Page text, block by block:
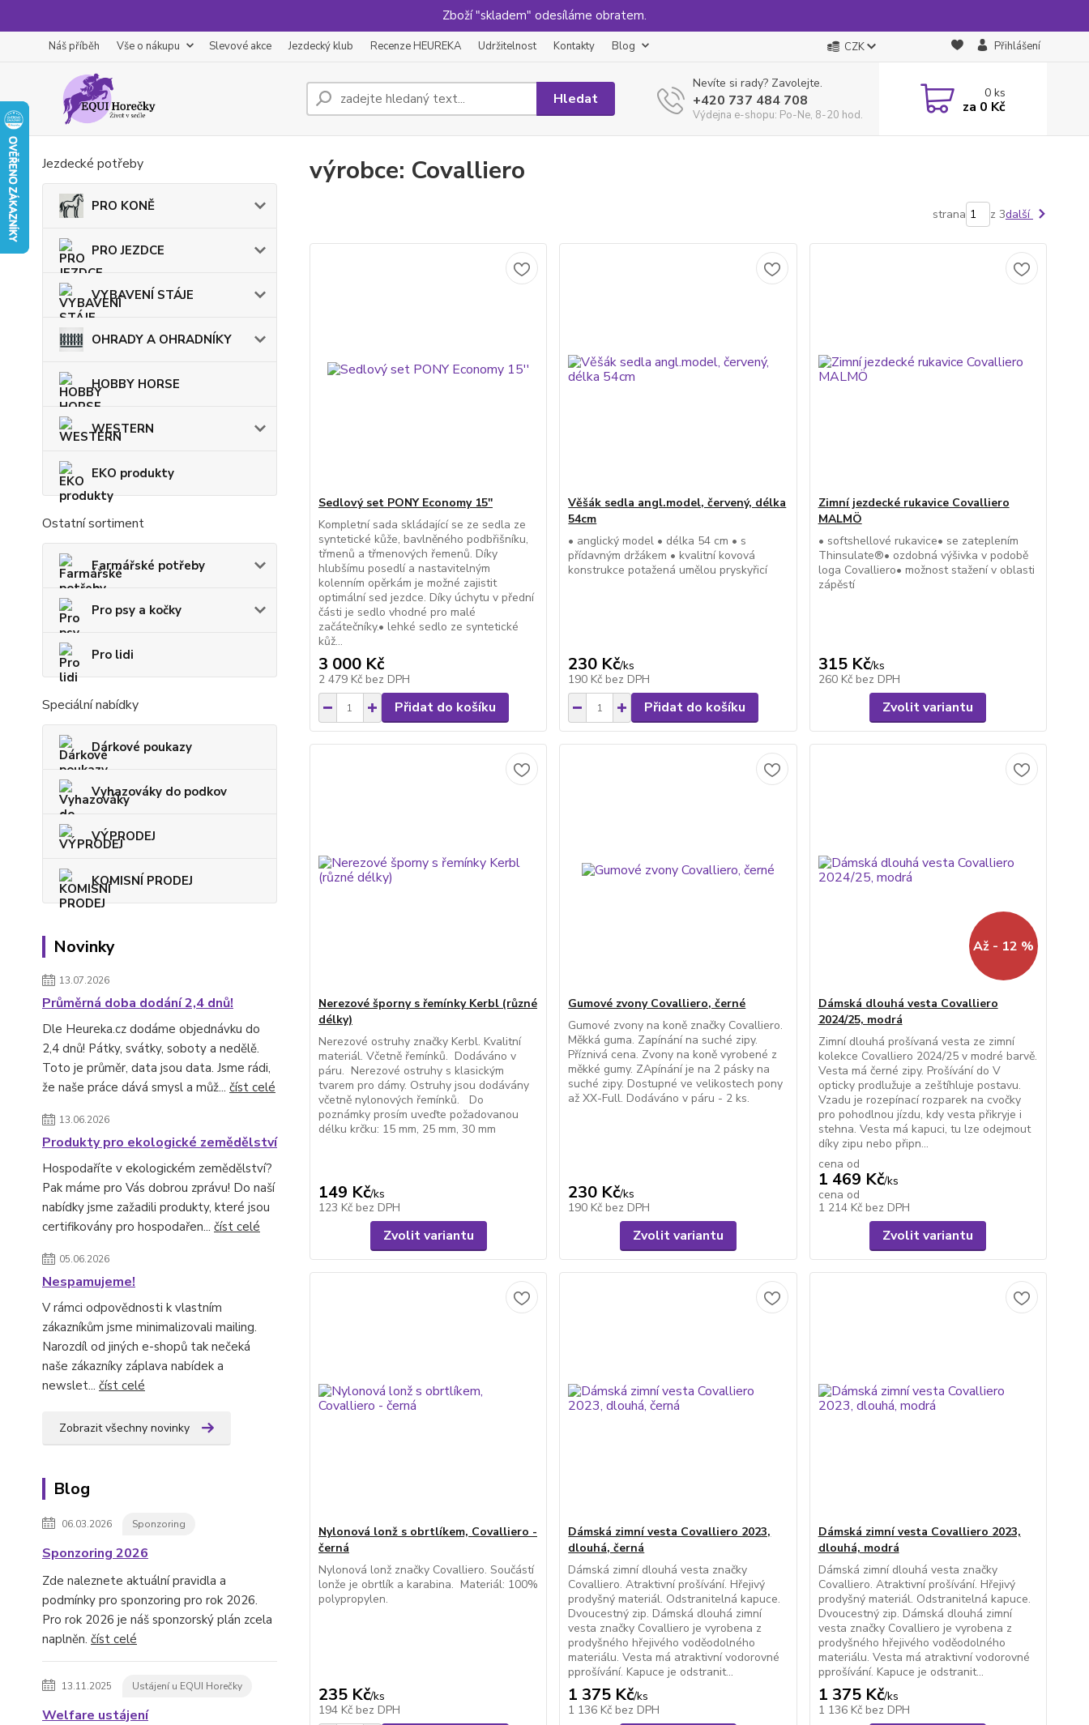
Zboží "skladem" odesíláme obratem.
Náš příběh Vše o nákupu Slevové akce Jezdecký klub Recenze HEUREKA Udržitelnost Kontakty Blog CZK Přihlášení
Hledat
Nevíte si rady? Zavolejte.
+420 737 484 708
Výdejna e-shopu: Po-Ne, 8-20 hod.
0ks
za 0 Kč
Jezdecké potřeby
PRO KONĚ
PRO JEZDCE
VYBAVENÍ STÁJE
OHRADY A OHRADNÍKY
HOBBY HORSE
WESTERN
EKO produkty
Ostatní sortiment
Farmářské potřeby
Pro psy a kočky
Pro lidi
Speciální nabídky
Dárkové poukazy
Vyhazováky do podkov
VÝPRODEJ
KOMISNÍ PRODEJ
Novinky
13.07.2026
Průměrná doba dodání 2,4 dnů!
Dle Heureka.cz dodáme objednávku do
2,4 dnů! Pátky, svátky, soboty a nedělě.
Toto je průměr, data jsou data. Jsme rádi,
že naše práce dává smysl a můž... číst celé
13.06.2026
Produkty pro ekologické zemědělství
Hospodaříte v ekologickém zemědělství?
Pak máme pro Vás dobrou zprávu! Do naší
nabídky jsme zažadili produkty, které jsou
certifikovány pro hospodařen... číst celé
05.06.2026
Nespamujeme!
V rámci odpovědnosti k vlastním
zákazníkům jsme minimalizovali mailing.
Narozdíl od jiných e-shopů tak nečeká
naše zákazníky záplava nabídek a
newslet... číst celé
Zobrazit všechny novinky
Blog
06.03.2026 Sponzoring
Sponzoring 2026
Zde naleznete aktuální pravidla a
podmínky pro sponzoring pro rok 2026.
Pro rok 2026 je náš sponzorský plán zcela
naplněn. číst celé
13.11.2025 Ustájení u EQUI Horečky
Welfare ustájení
výrobce: Covalliero
strana z 3další
Sedlový set PONY Economy 15''
Kompletní sada skládající se ze sedla ze
syntetické kůže, bavlněného podbřišníku,
třmenů a třmenových řemenů. Díky
hlubšímu posedlí a nastavitelným
kolenním opěrkám je možné zajistit
optimální sed jezdce. Díky úchytu v přední
části je sedlo vhodné pro malé
začátečníky.• lehké sedlo ze syntetické
kůž...
3 000 Kč
2 479 Kč bez DPH
Přidat do košíku
Věšák sedla angl.model, červený, délka
54cm
• anglický model • délka 54 cm • s
přídavným držákem • kvalitní kovová
konstrukce potažená umělou pryskyřicí
230 Kč/ks
190 Kč bez DPH
Přidat do košíku
Zimní jezdecké rukavice Covalliero
MALMÖ
• softshellové rukavice• se zateplením
Thinsulate®• ozdobná výšivka v podobě
loga Covalliero• možnost stažení v oblasti
zápěstí
315 Kč/ks
260 Kč bez DPH
Zvolit variantu
Nerezové šporny s řemínky Kerbl (různé
délky)
Nerezové ostruhy značky Kerbl. Kvalitní
materiál. Včetně řemínků. Dodáváno v
páru. Nerezové ostruhy s klasickým
tvarem pro dámy. Ostruhy jsou dodávány
včetně nylonových řemínků. Do
poznámky prosím uveďte požadovanou
délku krčku: 15 mm, 25 mm, 30 mm
149 Kč/ks
123 Kč bez DPH
Zvolit variantu
Gumové zvony Covalliero, černé
Gumové zvony na koně značky Covalliero.
Měkká guma. Zapínání na suché zipy.
Příznivá cena. Zvony na koně vyrobené z
měkké gumy. ZApínání je na 2 pásky na
suché zipy. Dostupné ve velikostech pony
až XX-Full. Dodáváno v páru - 2 ks.
230 Kč/ks
190 Kč bez DPH
Zvolit variantu
Až - 12 %
Dámská dlouhá vesta Covalliero
2024/25, modrá
Zimní dlouhá prošívaná vesta ze zimní
kolekce Covalliero 2024/25 v modré barvě.
Vesta má černé zipy. Prošívání do V
opticky prodlužuje a zeštíhluje postavu.
Vzadu je rozepínací rozparek na cvočky
pro pohodlnou jízdu, kdy vesta přikryje i
stehna. Vesta má kapuci, tu lze odejmout
díky zipu nebo připn...
cena od
1 469 Kč/ks
cena od
1 214 Kč bez DPH
Zvolit variantu
Nylonová lonž s obrtlíkem, Covalliero -
černá
Nylonová lonž značky Covalliero. Součástí
lonže je obrtlík a karabina. Materiál: 100%
polypropylen.
235 Kč/ks
194 Kč bez DPH
Dámská zimní vesta Covalliero 2023,
dlouhá, černá
Dámská zimní dlouhá vesta značky
Covalliero. Atraktivní prošívání. Hřejivý
prodyšný materiál. Odstranitelná kapuce.
Dvoucestný zip. Dámská dlouhá zimní
vesta značky Covalliero je vyrobena z
prodyšného hřejivého voděodolného
materiálu. Vesta má atraktivní vodorovné
pprošívání. Kapuce je odstranit...
1 375 Kč/ks
1 136 Kč bez DPH
Dámská zimní vesta Covalliero 2023,
dlouhá, modrá
Dámská zimní dlouhá vesta značky
Covalliero. Atraktivní prošívání. Hřejivý
prodyšný materiál. Odstranitelná kapuce.
Dvoucestný zip. Dámská dlouhá zimní
vesta značky Covalliero je vyrobena z
prodyšného hřejivého voděodolného
materiálu. Vesta má atraktivní vodorovné
pprošívání. Kapuce je odstranit...
1 375 Kč/ks
1 136 Kč bez DPH